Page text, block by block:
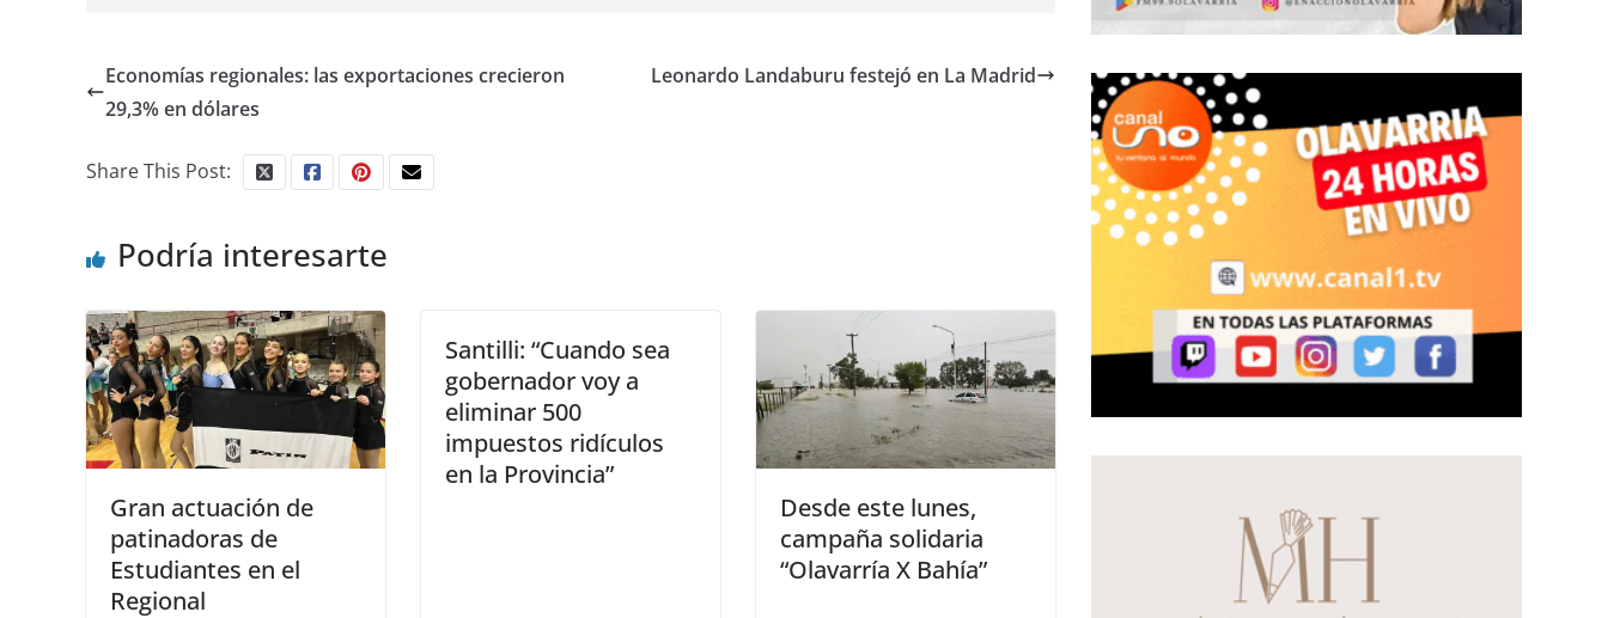
Economías regionales: las exportaciones crecieron
29,3% en dólares
Leonardo Landaburu festejó en La Madrid
Share This Post:
Podría interesarte
Gran actuación de
patinadoras de
Estudiantes en el
Regional
Santilli: “Cuando sea
gobernador voy a
eliminar 500
impuestos ridículos
en la Provincia”
Desde este lunes,
campaña solidaria
“Olavarría X Bahía”